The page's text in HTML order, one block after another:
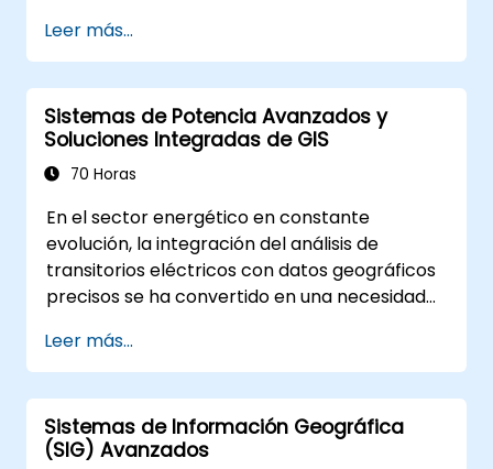
Aplicar modelado espacial para resolver
problemas en escenarios del mundo real.
Realizar análisis geoestadísticos para una
interpretación avanzada de los datos.
Integrar fuentes de datos externas y
aprovechar el análisis de datos
Leer más...
Sistemas de Potencia Avanzados y
Soluciones Integradas de GIS
70 Horas
En el sector energético en constante
evolución, la integración del análisis de
transitorios eléctricos con datos geográficos
precisos se ha convertido en una necesidad
fragmentados genera riesgos operativos
significativos. Este intensivo programa de 14
días en Melbourne está diseñado para cerrar
la brecha entre la ingeniería eléctrica y la
gestión geoespacial.
Leer más...
Sistemas de Información Geográfica
(SIG) Avanzados